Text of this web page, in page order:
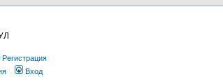
Регистрация
Вход